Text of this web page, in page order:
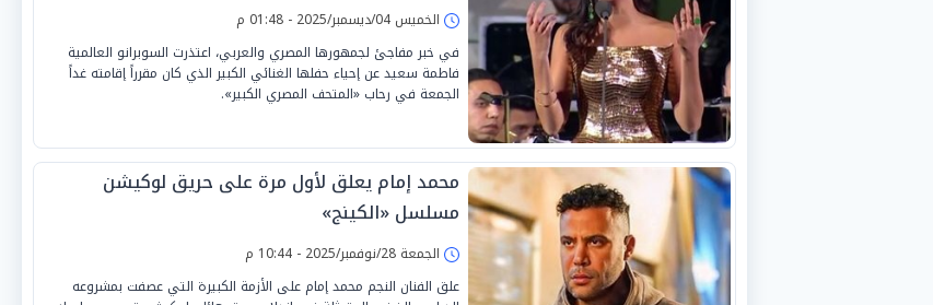
الخميس 04/ديسمبر/2025 - 01:48 م
في خبر مفاجئ لجمهورها المصري والعربي، اعتذرت السوبرانو العالمية
فاطمة سعيد عن إحياء حفلها الغنائي الكبير الذي كان مقرراً إقامته غداً
الجمعة في رحاب «المتحف المصري الكبير».
محمد إمام يعلق لأول مرة على حريق لوكيشن
مسلسل «الكينج»
الجمعة 28/نوفمبر/2025 - 10:44 م
علق الفنان النجم محمد إمام على الأزمة الكبيرة التي عصفت بمشروعه